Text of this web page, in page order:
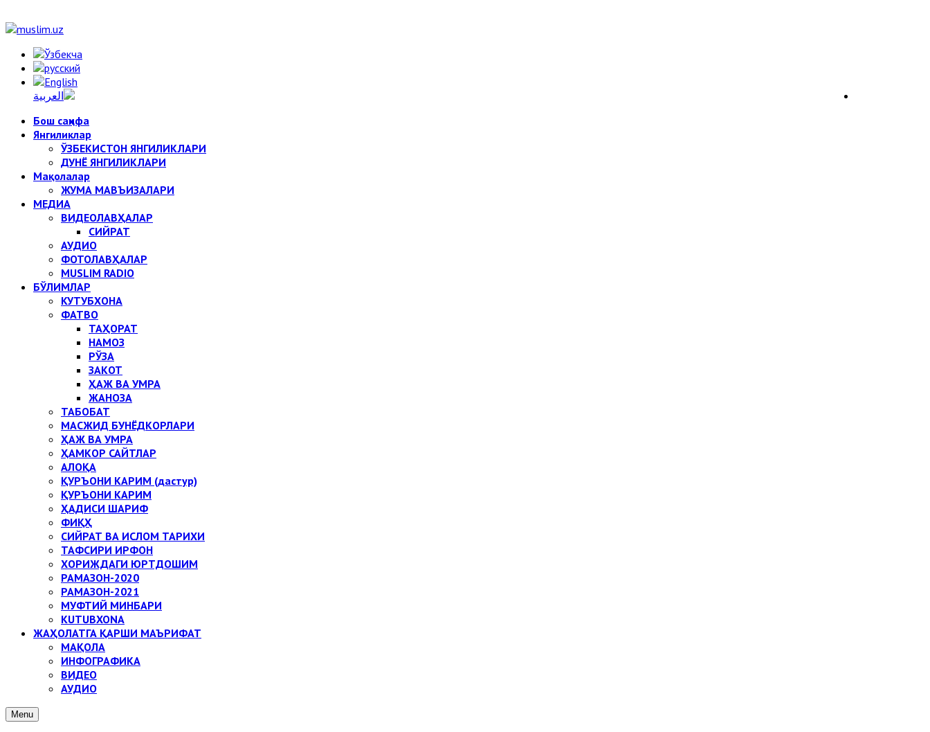
Бош саҳифа
Янгиликлар
ЎЗБЕКИСТОН ЯНГИЛИКЛАРИ
ДУНЁ ЯНГИЛИКЛАРИ
Мақолалар
ЖУМА МАВЪИЗАЛАРИ
МЕДИА
ВИДЕОЛАВҲАЛАР
СИЙРАТ
АУДИО
ФОТОЛАВҲАЛАР
MUSLIM RADIO
БЎЛИМЛАР
КУТУБХОНА
ФАТВО
ТАҲОРАТ
НАМОЗ
РЎЗА
ЗАКОТ
ҲАЖ ВА УМРА
ЖАНОЗА
ТАБОБАТ
МАСЖИД БУНЁДКОРЛАРИ
ҲАЖ ВА УМРА
ҲАМКОР САЙТЛАР
АЛОҚА
ҚУРЪОНИ КАРИМ (дастур)
ҚУРЪОНИ КАРИМ
ҲАДИСИ ШАРИФ
ФИҚҲ
СИЙРАТ ВА ИСЛОМ ТАРИХИ
ТАФСИРИ ИРФОН
ХОРИЖДАГИ ЮРТДОШИМ
РАМАЗОН-2020
РАМАЗОН-2021
МУФТИЙ МИНБАРИ
KUTUBXONA
ЖАҲОЛАТГА ҚАРШИ МАЪРИФАТ
МАҚОЛА
ИНФОГРАФИКА
ВИДЕО
АУДИО
Menu